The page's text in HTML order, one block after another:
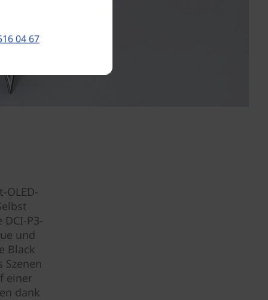
OLED-
P3-
und
Black
Szenen
einer
dank
04 67